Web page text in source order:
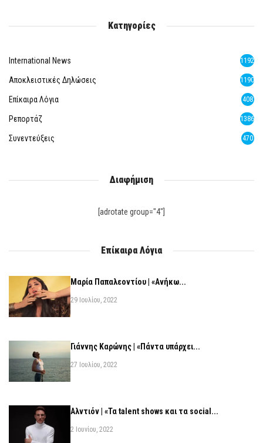
Κατηγορίες
International News 1192
Αποκλειστικές Δηλώσεις 1190
Επίκαιρα Λόγια 408
Ρεπορτάζ 1386
Συνεντεύξεις 470
Διαφήμιση
[adrotate group="4"]
Επίκαιρα Λόγια
Μαρία Παπαλεοντίου | «Ανήκω...
29 Ιουλίου, 2022
Γιάννης Καρώνης | «Πάντα υπάρχει...
27 Ιουλίου, 2022
Αλντιόν | «Τα talent shows και τα social...
2 Ιουνίου, 2022